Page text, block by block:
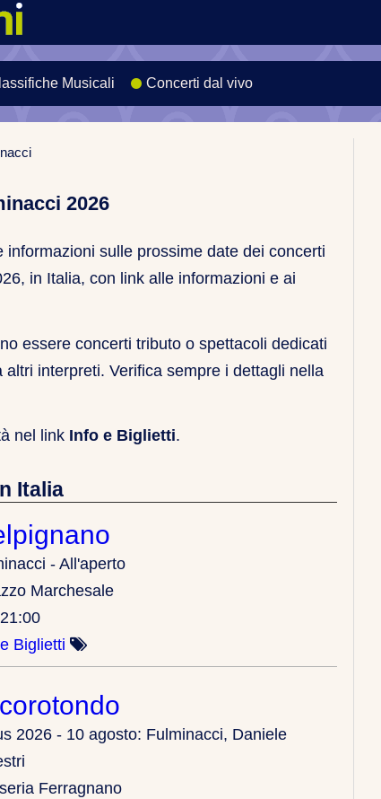
Musicali Concerti dal vivo
2026
informazioni sulle prossime date dei concerti
in Italia, con link alle informazioni e ai
essere concerti tributo o spettacoli dedicati
altri interpreti. Verifica sempre i dettagli nella
nel link Info e Biglietti.
Italia
- All'aperto
Marchesale
Biglietti
2026 - 10 agosto: Fulminacci, Daniele
Ferragnano